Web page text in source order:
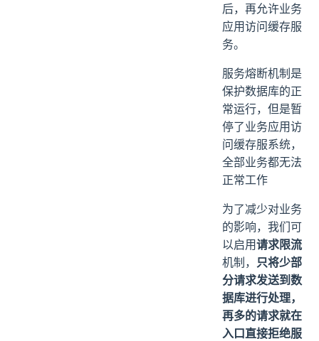
后，再允许业务
应用访问缓存服
务。
服务熔断机制是
保护数据库的正
常运行，但是暂
停了业务应用访
问缓存服系统，
全部业务都无法
正常工作
为了减少对业务
的影响，我们可
以启用请求限流
机制， 只将少部
分请求发送到数
据库进行处理，
再多的请求就在
入口直接拒绝服